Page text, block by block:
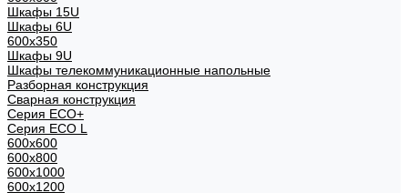
Шкафы 15U
Шкафы 6U
600x350
Шкафы 9U
Шкафы телекоммуникационные напольные
Разборная конструкция
Сварная конструкция
Серия ECO+
Серия ECO L
600x600
600x800
600х1000
600х1200